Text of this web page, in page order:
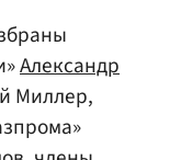
Александр
Миллер,